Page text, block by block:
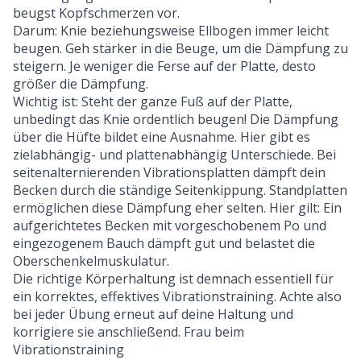
beugst Kopfschmerzen vor.
Darum: Knie beziehungsweise Ellbogen immer leicht
beugen. Geh stärker in die Beuge, um die Dämpfung zu
steigern. Je weniger die Ferse auf der Platte, desto
größer die Dämpfung.
Wichtig ist: Steht der ganze Fuß auf der Platte,
unbedingt das Knie ordentlich beugen! Die Dämpfung
über die Hüfte bildet eine Ausnahme. Hier gibt es
zielabhängig- und plattenabhängig Unterschiede. Bei
seitenalternierenden Vibrationsplatten dämpft dein
Becken durch die ständige Seitenkippung. Standplatten
ermöglichen diese Dämpfung eher selten. Hier gilt: Ein
aufgerichtetes Becken mit vorgeschobenem Po und
eingezogenem Bauch dämpft gut und belastet die
Oberschenkelmuskulatur.
Die richtige Körperhaltung ist demnach essentiell für
ein korrektes, effektives Vibrationstraining. Achte also
bei jeder Übung erneut auf deine Haltung und
korrigiere sie anschließend. Frau beim
Vibrationstraining